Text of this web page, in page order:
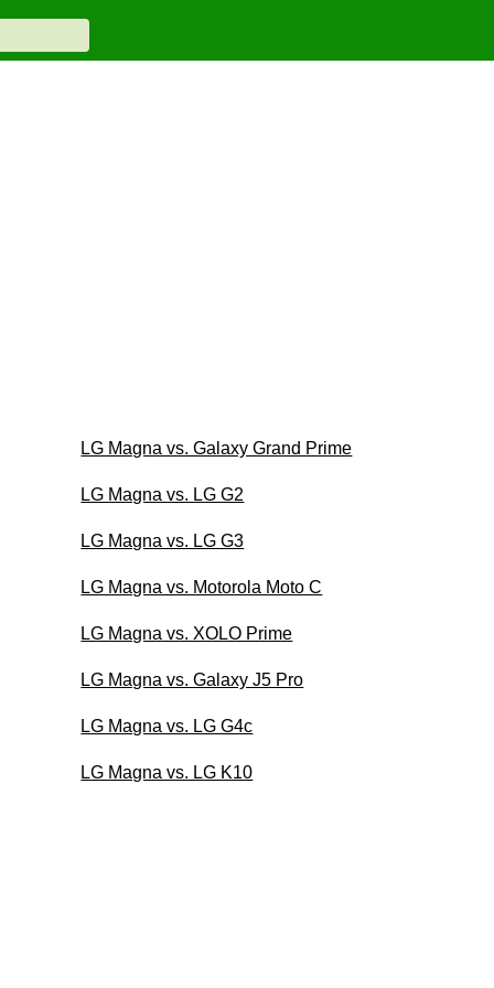
LG Magna vs. Galaxy Grand Prime
LG Magna vs. LG G2
LG Magna vs. LG G3
LG Magna vs. Motorola Moto C
LG Magna vs. XOLO Prime
LG Magna vs. Galaxy J5 Pro
LG Magna vs. LG G4c
LG Magna vs. LG K10